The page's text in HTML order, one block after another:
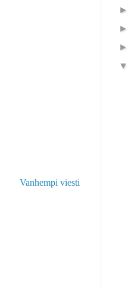
Vanhempi viesti
►
►
►
▼